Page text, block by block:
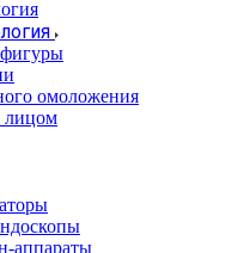
омоложения
лицом
аппараты